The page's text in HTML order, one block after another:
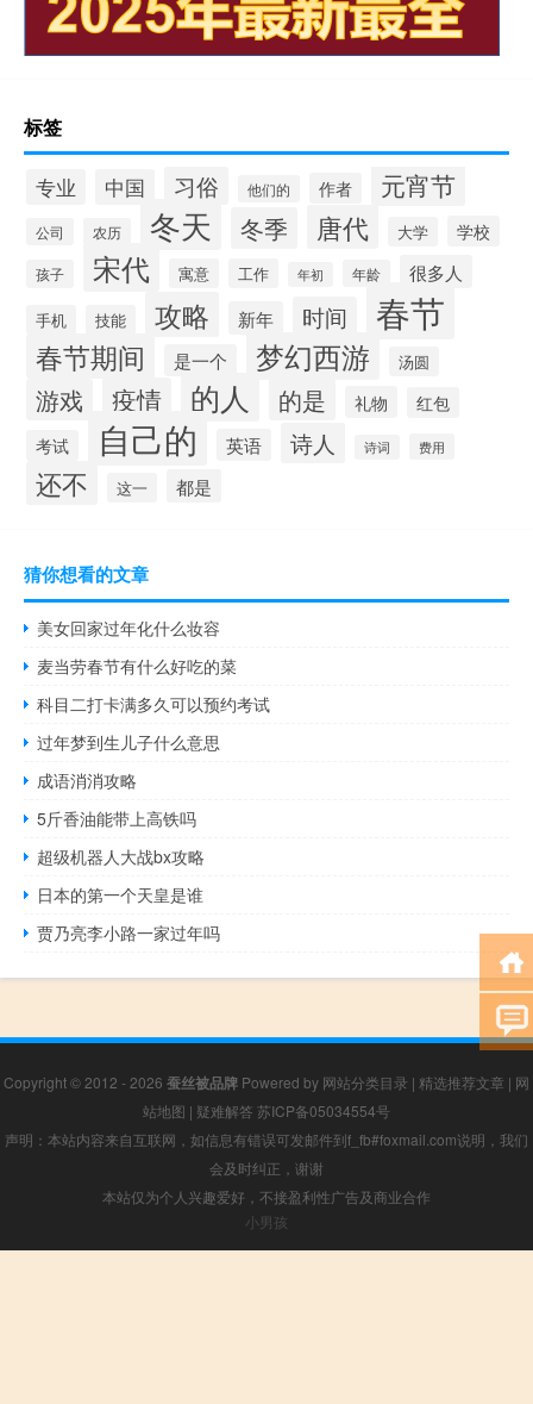
标签
专业 中国 习俗 他们的 作者 元宵节
公司 农历 冬天 冬季 唐代 大学 学校
孩子 宋代 寓意 工作 年初 年龄 很多人
手机 技能 攻略 新年 时间 春节
春节期间 是一个 梦幻西游 汤圆
游戏 疫情 的人 的是 礼物
红包
考试
自己的 英语 诗人 诗词 费用
还不 这一 都是
猜你想看的文章
美女回家过年化什么妆容
麦当劳春节有什么好吃的菜
科目二打卡满多久可以预约考试
过年梦到生儿子什么意思
成语消消攻略
5斤香油能带上高铁吗
超级机器人大战bx攻略
日本的第一个天皇是谁
贾乃亮李小路一家过年吗
Copyright © 2012 - 2026 蚕丝被品牌 Powered by 网站分类目录 | 精选推荐文章 | 网
站地图 | 疑难解答 苏ICP备05034554号
声明：本站内容来自互联网，如信息有错误可发邮件到f_fb#foxmail.com说明，我们
会及时纠正，谢谢
本站仅为个人兴趣爱好，不接盈利性广告及商业合作
小男孩